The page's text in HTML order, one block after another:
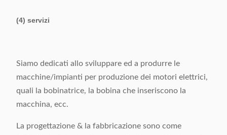
(4) servizi
Siamo dedicati allo sviluppare ed a produrre le
macchine/impianti per produzione dei motori elettrici,
quali la bobinatrice, la bobina che inseriscono la
macchina, ecc.
La progettazione & la fabbricazione sono come